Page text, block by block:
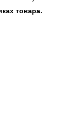
товара.